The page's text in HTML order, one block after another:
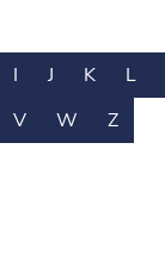
I J K
L
V W Z